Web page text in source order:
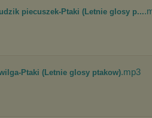
piecuszek-Ptaki (Letnie glosy p...
Ptaki (Letnie glosy ptakow).mp3